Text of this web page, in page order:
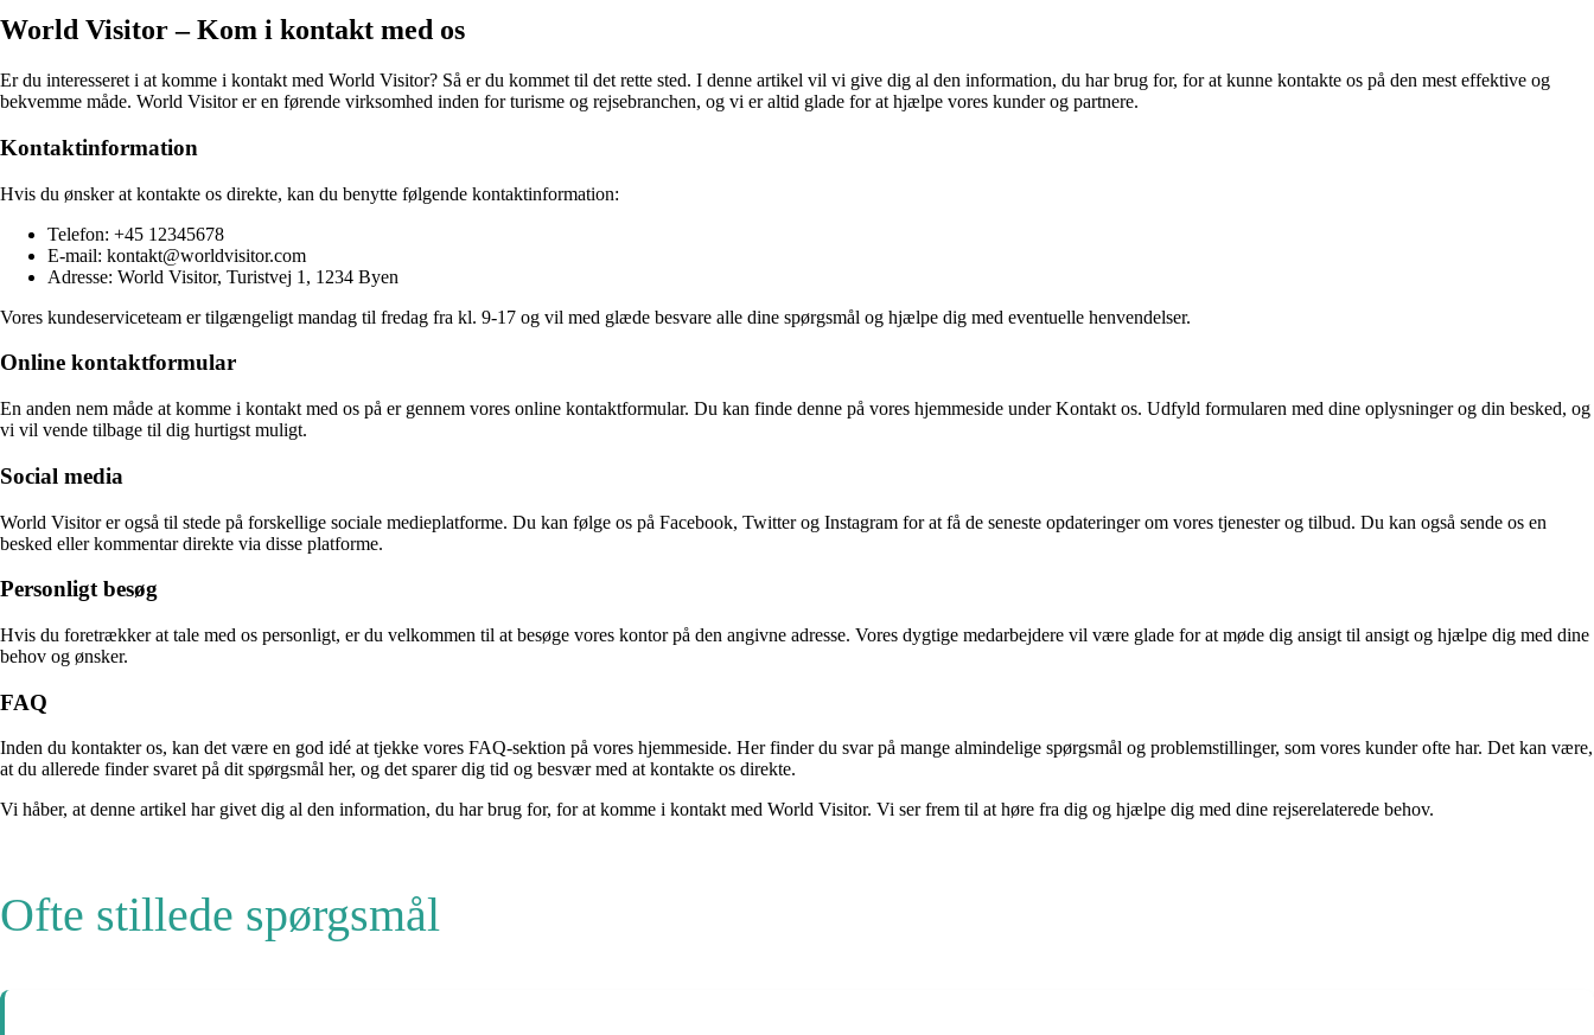
World Visitor – Kom i kontakt med os
Er du interesseret i at komme i kontakt med World Visitor? Så er du kommet til det rette sted. I denne artikel vil vi give dig al den information, du har brug for, for at kunne kontakte os på den mest effektive og
bekvemme måde. World Visitor er en førende virksomhed inden for turisme og rejsebranchen, og vi er altid glade for at hjælpe vores kunder og partnere.
Kontaktinformation
Hvis du ønsker at kontakte os direkte, kan du benytte følgende kontaktinformation:
Telefon: +45 12345678
E-mail: kontakt@worldvisitor.com
Adresse: World Visitor, Turistvej 1, 1234 Byen
Vores kundeserviceteam er tilgængeligt mandag til fredag fra kl. 9-17 og vil med glæde besvare alle dine spørgsmål og hjælpe dig med eventuelle henvendelser.
Online kontaktformular
En anden nem måde at komme i kontakt med os på er gennem vores online kontaktformular. Du kan finde denne på vores hjemmeside under Kontakt os. Udfyld formularen med dine oplysninger og din besked, og
vi vil vende tilbage til dig hurtigst muligt.
Social media
World Visitor er også til stede på forskellige sociale medieplatforme. Du kan følge os på Facebook, Twitter og Instagram for at få de seneste opdateringer om vores tjenester og tilbud. Du kan også sende os en
besked eller kommentar direkte via disse platforme.
Personligt besøg
Hvis du foretrækker at tale med os personligt, er du velkommen til at besøge vores kontor på den angivne adresse. Vores dygtige medarbejdere vil være glade for at møde dig ansigt til ansigt og hjælpe dig med dine
behov og ønsker.
FAQ
Inden du kontakter os, kan det være en god idé at tjekke vores FAQ-sektion på vores hjemmeside. Her finder du svar på mange almindelige spørgsmål og problemstillinger, som vores kunder ofte har. Det kan være,
at du allerede finder svaret på dit spørgsmål her, og det sparer dig tid og besvær med at kontakte os direkte.
Vi håber, at denne artikel har givet dig al den information, du har brug for, for at komme i kontakt med World Visitor. Vi ser frem til at høre fra dig og hjælpe dig med dine rejserelaterede behov.
Ofte stillede spørgsmål